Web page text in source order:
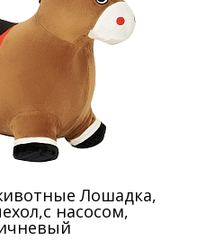
Лошадка,
насосом,